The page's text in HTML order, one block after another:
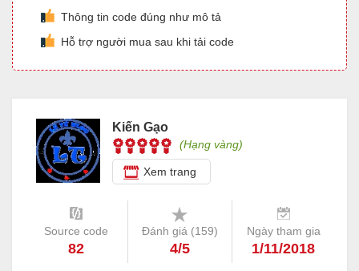
Thông tin code đúng như mô tả
Hỗ trợ người mua sau khi tải code
Kiến Gạo
(Hạng vàng)
Xem trang
Source code
82
Đánh giá (159)
4/5
Ngày tham gia
1/11/2018